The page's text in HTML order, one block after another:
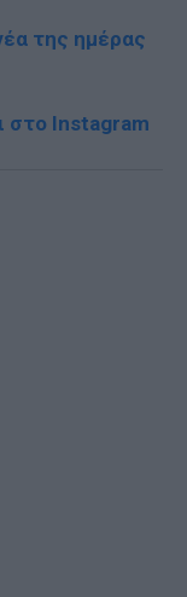
της ημέρας
στο Instagram